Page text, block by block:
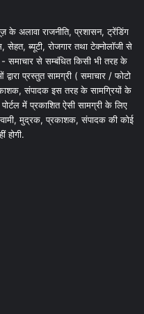
के अलावा राजनीति, प्रशासन, ट्रेंडिंग
ब्यूटी, रोजगार तथा टेक्नोलॉजी से
समाचार से सम्बंधित किसी भी तरह के
प्रस्तुत सामग्री ( समाचार / फोटो
संपादक इस तरह के सामग्रियों के
में प्रकाशित ऐसी सामग्री के लिए
मुद्रक, प्रकाशक, संपादक की कोई
होगी.